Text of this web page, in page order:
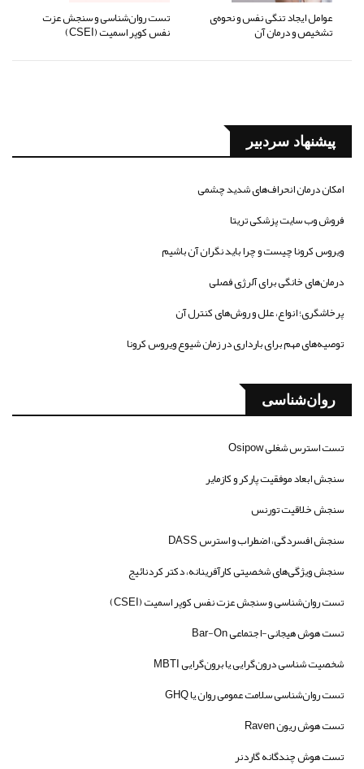
عوامل ایجاد تنگی نفس و نحوه‌ی
تشخیص و درمان آن
تست روان‌شناسی و سنجش عزت
نفس کوپر اسمیت (CSEI)
پیشنهاد سردبیر
امکان درمان انحراف‌های شدید چشمی
فروش وب سایت پزشکی تریتا
ویروس کرونا چیست و چرا باید نگران آن باشیم
درمان‌های خانگی برای آلرژی فصلی
پرخاشگری؛ انواع، علل و روش‌های کنترل آن
توصیه‌های مهم برای بارداری در زمان شیوع ویروس کرونا
روان‌شناسی
تست استرس شغلی Osipow
سنجش ابعاد موفقیت پارکر و کازمایر
سنجش خلاقیت تورنس
سنجش افسردگی، اضطراب و استرس DASS
سنجش ویژگی‌های شخصیتی کارآفرینانه، دکتر کردنائیج
تست روان‌شناسی و سنجش عزت نفس کوپر اسمیت (CSEI)
تست هوش هیجانی-اجتماعی Bar-On
شخصیت شناسی درون‌گرایی یا برون‌گرایی MBTI
تست روان‌شناسی سلامت عمومی روان یا GHQ
تست هوش ریون Raven
تست هوش چندگانه گاردنر